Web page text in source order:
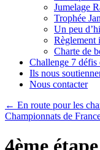
Jumelage
Trophée
Un peu
Règlement
Charte de
Challenge 7 défis
Ils nous
Nous contacter
← En route pour les
Championnats de